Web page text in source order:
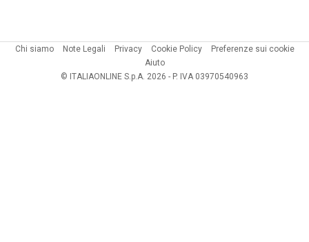
Chi siamo Note Legali Privacy Cookie Policy
Preferenze sui cookie
Aiuto
© ITALIAONLINE S.p.A. 2026 - P. IVA 03970540963